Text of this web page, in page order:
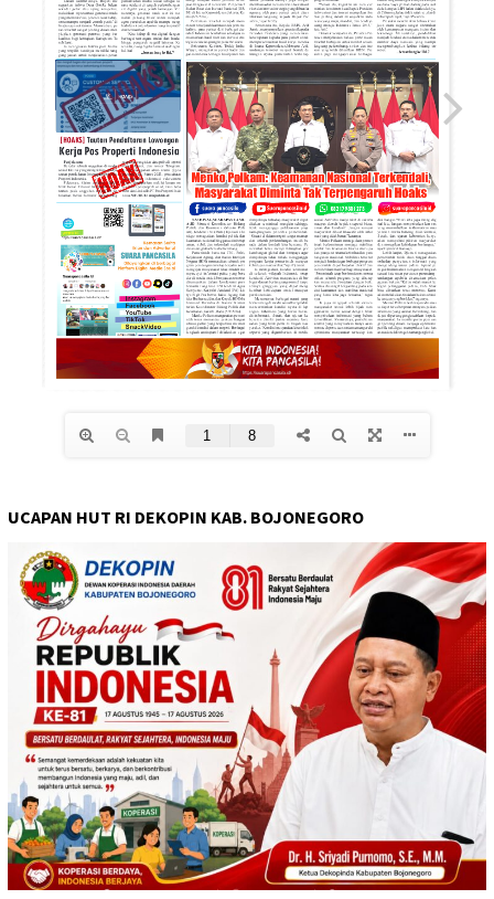
UCAPAN HUT RI DEKOPIN KAB. BOJONEGORO